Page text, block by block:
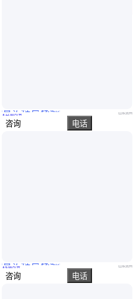
水草破碎船 耗能低 水生植物收割船 使用场景多 故障率较低
真实性已核验
￥ 12.00万/台 山东滨州
咨询 电话
二手 水葫芦破碎船 水生植物收割船 保洁船 安装方便
真实性已核验
￥6.00万/台 山东滨州
咨询 电话